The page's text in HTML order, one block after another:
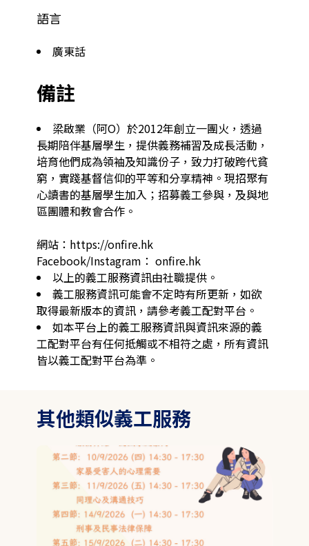
語言
廣東話
備註
梁啟業（阿O）於2012年創立一團火，透過
長期陪伴基層學生，提供義務補習及成長活動，
培育他們成為領袖及知識份子，致力打破跨代貧
窮，實踐基督信仰的平等和分享精神。現招聚有
心讀書的基層學生加入；招募義工參與，及與地
區團體和教會合作。
網站：https://onfire.hk
Facebook/Instagram： onfire.hk
以上的義工服務資訊由社職提供。
義工服務資訊可能會不定時有所更新，如欲
取得最新版本的資訊，請參考義工配對平台。
如本平台上的義工服務資訊與資訊來源的義
工配對平台有任何抵觸或不相符之處，所有資訊
皆以義工配對平台為準。
其他類似義工服務